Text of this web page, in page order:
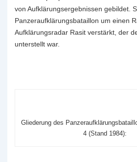
von Aufklärungsergebnissen gebildet.
Panzeraufklärungsbataillon um einen
Aufklärungsradar Rasit verstärkt, der
unterstellt war.
Gliederung des
4 (Stand 1984):